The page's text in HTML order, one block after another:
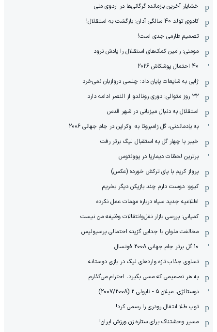
خشایار آخرین بازمانده گرگانی‌ها در اردوی ملی
کادوی تولد 40 سالگی آدان: بازگشت به استقلال!
تصمیم طارمی جدی است!
مومنی: رامین کمک‌های استقلال را یادش نرود
40 احتمال پوشکاش 2026
ژابی به شایعات پایان داد: چلسی دروازبان نمی‌خرد
۳۲ روز متوالی: دوری رونالدو از النصر ادامه دارد
استقلال به دنبال میزبانی در شهر قدس
به یادماندنی، گل زامبروتا به اوکراین در جام جهانی 2006
خیبر با چهار گل به استقبال لیگ برتر رفت
برترین لحظات دیماریا در یوونتوس
پرواز کریم با پای ترکش خورده (عکس)
کیوو: دوست دارم چند بازیکن دیگر بخریم
اطلاعیه جدید سپاه درباره مهمات عمل نکرده
کمپانی: بررسی بازار نقل‌وانتقالات وظیفه من نیست
مخالفت ملوان با جدایی گزینه احتمالی پرسپولیس
10 گل برتر جام جهانی 2008 فوتسال
تساوی جذاب تازه واردهای لیگ در بازی دوستانه
به هر تصمیمی که مسی بگیرد، احترام می‌گذارم
نوستالژی، میلان 5 - ناپولی 2 (2007/2008)
توپ طلا انتقال رودری را رسمی کرد!
مسیر وحشتناک برای ستاره زن ورزش ایران!